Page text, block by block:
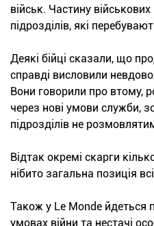
військ. Частину
підрозділів, які
Деякі бійці сказали, що
справді висловили
Вони говорили про втому,
через нові умови служби,
підрозділів не
Відтак окремі скарги
нібито загальна позиція
Також у Le Monde йдеться
умовах війни та нестачі